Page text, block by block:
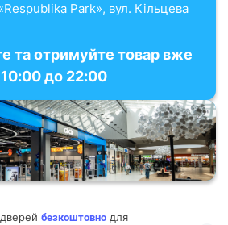
Park», вул. Кільцева
та отримуйте товар вже
10:00 до 22:00
безкоштовно для